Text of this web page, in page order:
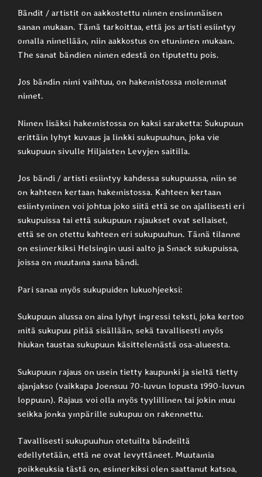
Bändit / artistit on aakkostettu nimen ensimmäisen
sanan mukaan. Tämä tarkoittaa, että jos artisti esiintyy
omalla nimellään, niin aakkostus on etunimen mukaan.
The sanat bändien nimen edestä on tiputettu pois.
Jos bändin nimi vaihtuu, on hakemistossa molemmat
nimet.
Nimen lisäksi hakemistossa on kaksi saraketta: Sukupuun
erittäin lyhyt kuvaus ja linkki sukupuuhun, joka vie
sukupuun sivulle Hiljaisten Levyjen saitilla.
Jos bändi / artisti esiintyy kahdessa sukupuussa, niin se
on kahteen kertaan hakemistossa. Kahteen kertaan
esiintyminen voi johtua joko siitä että se on ajallisesti eri
sukupuissa tai että sukupuun rajaukset ovat sellaiset,
että se on otettu kahteen eri sukupuuhun. Tämä tilanne
on esimerkiksi Helsingin uusi aalto ja Smack sukupuissa,
joissa on muutama sama bändi.
Pari sanaa myös sukupuiden lukuohjeeksi:
Sukupuun alussa on aina lyhyt ingressi teksti, joka kertoo
mitä sukupuu pitää sisällään, sekä tavallisesti myös
hiukan taustaa sukupuun käsittelemästä osa-alueesta.
Sukupuun rajaus on usein tietty kaupunki ja sieltä tietty
ajanjakso (vaikkapa Joensuu 70-luvun lopusta 1990-luvun
loppuun). Rajaus voi olla myös tyylillinen tai jokin muu
seikka jonka ympärille sukupuu on rakennettu.
Tavallisesti sukupuuhun otetuilta bändeiltä
edellytetään, että ne ovat levyttäneet. Muutamia
poikkeuksia tästä on, esimerkiksi olen saattanut katsoa,